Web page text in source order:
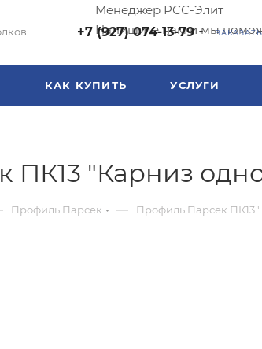
Менеджер РСС-Элит
Напишите нам и мы
+7 (927) 074-13-79
КАК КУПИТЬ УСЛУГИ
ПК13 "Карниз
Профиль Парсек — Профиль Парсек ПК13